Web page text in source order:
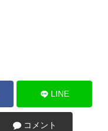
LINE
コメント